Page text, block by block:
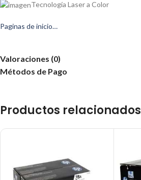
Tecnología Laser a Color
Paginas de inicio…
Valoraciones (0)
Métodos de Pago
Productos relacionados